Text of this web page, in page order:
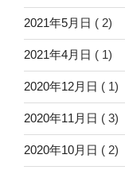
2021年5月日 ( 2)
2021年4月日 ( 1)
2020年12月日 ( 1)
2020年11月日 ( 3)
2020年10月日 ( 2)